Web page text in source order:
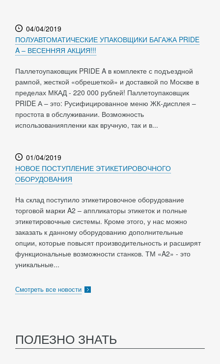
04/04/2019
ПОЛУАВТОМАТИЧЕСКИЕ УПАКОВЩИКИ БАГАЖА PRIDE
A – ВЕСЕННЯЯ АКЦИЯ!!!
Паллетоупаковщик PRIDE A в комплекте с подъездной
рампой, жесткой «обрешеткой» и доставкой по Москве в
пределах МКАД - 220 000 рублей! Паллетоупаковщик
PRIDE А – это: Русифицированное меню ЖК-дисплея –
простота в обслуживании. Возможность
использованияпленки как вручную, так и в...
01/04/2019
НОВОЕ ПОСТУПЛЕНИЕ ЭТИКЕТИРОВОЧНОГО
ОБОРУДОВАНИЯ
На склад поступило этикетировочное оборудование
торговой марки A2 – аппликаторы этикеток и полные
этикетировочные системы. Кроме этого, у нас можно
заказать к данному оборудованию дополнительные
опции, которые повысят производительность и расширят
функциональные возможности станков. ТМ «A2» - это
уникальные...
Смотреть все новости
ПОЛЕЗНО ЗНАТЬ